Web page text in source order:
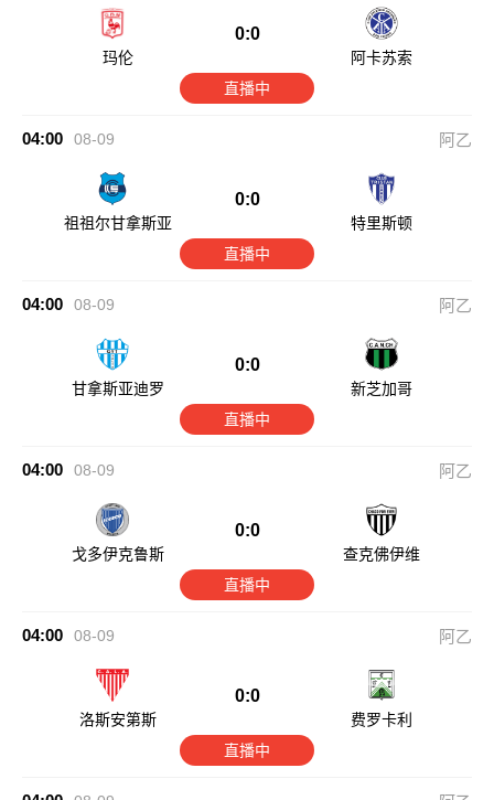
玛伦
0:0
阿卡苏索
直播中
04:00 08-09 阿乙
祖祖尔甘拿斯亚
0:0
特里斯顿
直播中
04:00 08-09 阿乙
甘拿斯亚迪罗
0:0
新芝加哥
直播中
04:00 08-09 阿乙
戈多伊克鲁斯
0:0
查克佛伊维
直播中
04:00 08-09 阿乙
洛斯安第斯
0:0
费罗卡利
直播中